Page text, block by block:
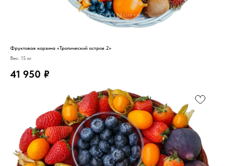
Фруктовая корзина «Тропический остров 2»
Вес: 15 кг.
41 950 ₽